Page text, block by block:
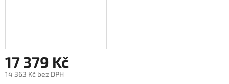
17 379 Kč
14 363 Kč bez DPH